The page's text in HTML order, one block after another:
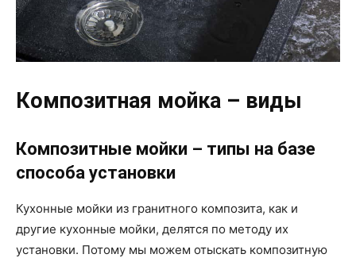
Композитная мойка – виды
Композитные мойки – типы на базе
способа установки
Кухонные мойки из гранитного композита, как и
другие кухонные мойки, делятся по методу их
установки. Потому мы можем отыскать композитную